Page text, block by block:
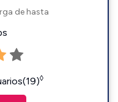
de hasta
◊